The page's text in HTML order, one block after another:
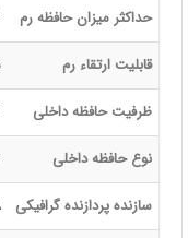
حداکثر میزان حافظه رم
قابلیت ارتقاء رم
ظرفیت حافظه داخلی
نوع حافظه داخلی
سازنده پردازنده گرافیکی